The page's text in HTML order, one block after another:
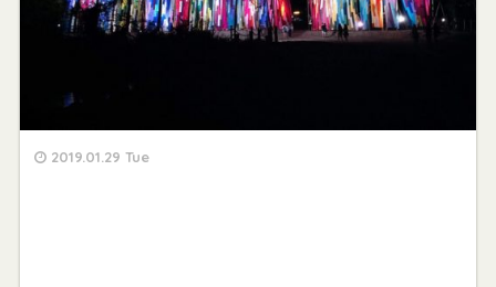
2019.01.29 Tue